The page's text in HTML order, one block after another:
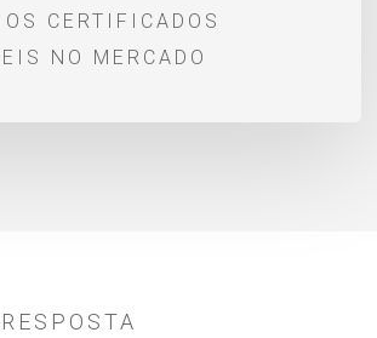
OS CERTIFICADOS
NO MERCADO